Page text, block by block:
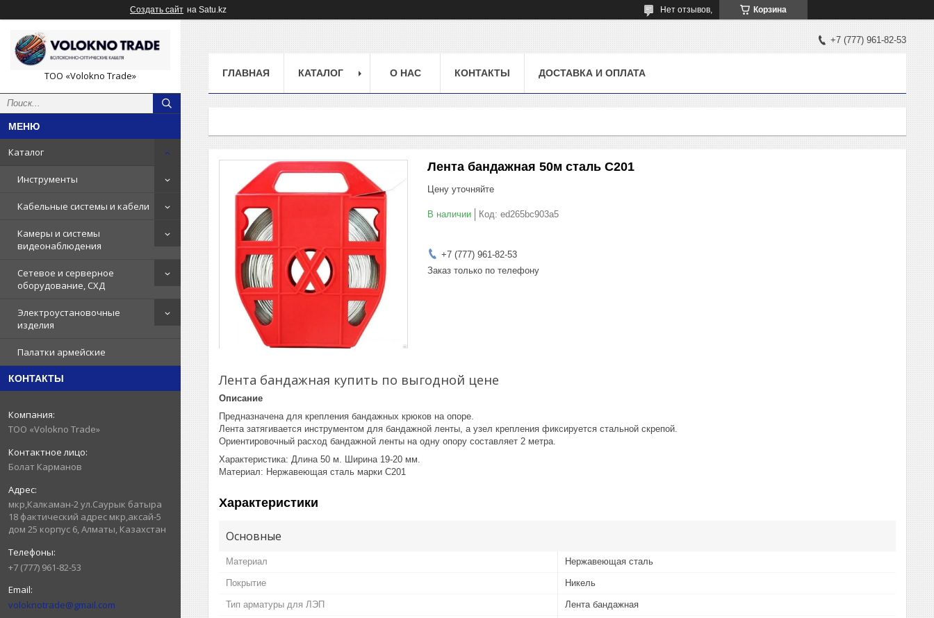
Создать сайт на Satu.kz Корзина
Нет отзывов,
ТОО «Volokno Trade»
Каталог
Инструменты
Кабельные системы и кабели
Камеры и системы
видеонаблюдения
Сетевое и серверное
оборудование, СХД
Электроустановочные
изделия
Палатки армейские
КОНТАКТЫ
ТОО «Volokno Trade»
Болат Карманов
мкр,Калкаман-2 ул.Саурык батыра
18 фактический адрес мкр,аксай-5
дом 25 корпус 6, Алматы, Казахстан
+7 (777) 961-82-53
voloknotrade@gmail.com
+7 (777) 961-82-53
ГЛАВНАЯ КАТАЛОГ О НАС КОНТАКТЫ ДОСТАВКА И ОПЛАТА
Лента бандажная 50м сталь С201
Цену уточняйте
В наличии Код: ed265bc903a5
+7 (777) 961-82-53
Заказ только по телефону
Лента бандажная купить по выгодной цене
Описание
Предназначена для крепления бандажных крюков на опоре.
Лента затягивается инструментом для бандажной ленты, а узел крепления фиксируется стальной скрепой.
Ориентировочный расход бандажной ленты на одну опору составляет 2 метра.
Характеристика: Длина 50 м. Ширина 19-20 мм.
Материал: Нержавеющая сталь марки С201
Характеристики
Основные
Материал Нержавеющая сталь
Покрытие Никель
Тип арматуры для ЛЭП Лента бандажная